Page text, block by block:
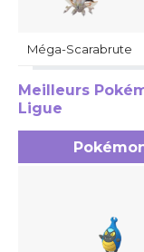
Méga-Scarabrute
Meilleurs
Ligue